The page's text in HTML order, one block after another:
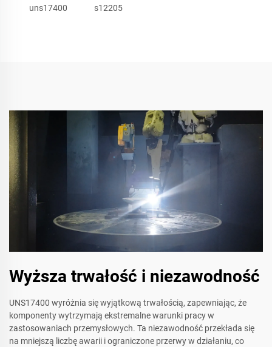
uns17400 s12205
Wyższa trwałość i niezawodność
UNS17400 wyróżnia się wyjątkową trwałością, zapewniając, że
komponenty wytrzymają ekstremalne warunki pracy w
zastosowaniach przemysłowych. Ta niezawodność przekłada się
na mniejszą liczbę awarii i ograniczone przerwy w działaniu, co